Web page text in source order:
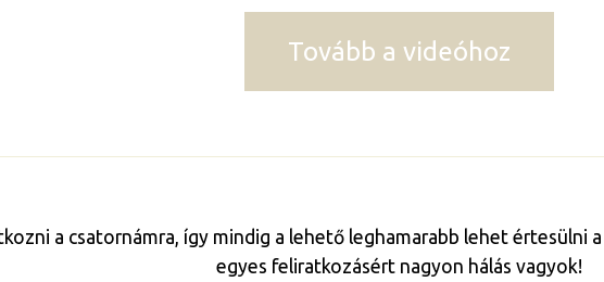
Tovább a videóhoz
a csatornámra, így mindig a lehető leghamarabb lehet értesülni
egyes feliratkozásért nagyon hálás vagyok!